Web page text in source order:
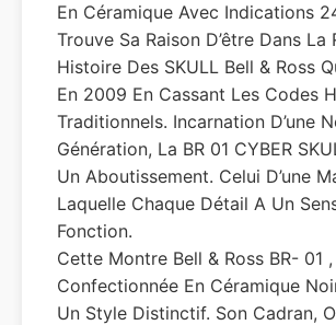
En Céramique Avec Indications
Trouve Sa Raison D’être Dans La
Histoire Des SKULL Bell & Ross
En 2009 En Cassant Les Codes
Traditionnels. Incarnation D’une
Génération, La BR 01 CYBER
Un Aboutissement. Celui D’une
Laquelle Chaque Détail A Un
Fonction.
Cette Montre Bell & Ross BR- 01 ,
Confectionnée En Céramique
Un Style Distinctif. Son Cadran,